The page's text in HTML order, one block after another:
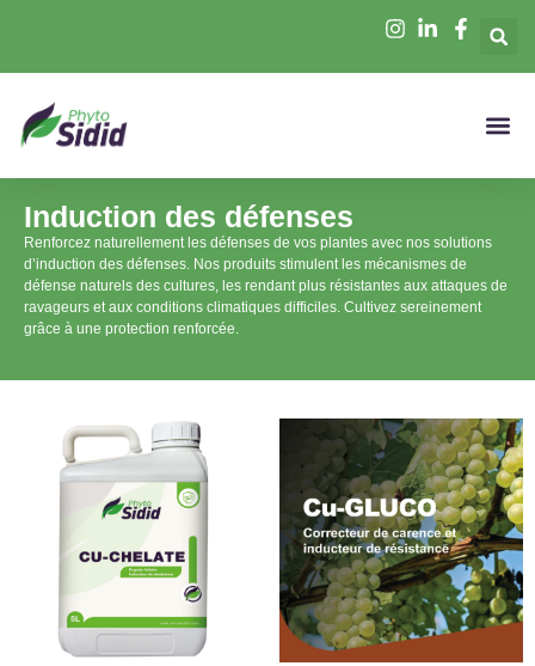
Induction des défenses
Renforcez naturellement les défenses de vos plantes avec nos solutions
d’induction des défenses. Nos produits stimulent les mécanismes de
défense naturels des cultures, les rendant plus résistantes aux attaques de
ravageurs et aux conditions climatiques difficiles. Cultivez sereinement
grâce à une protection renforcée.